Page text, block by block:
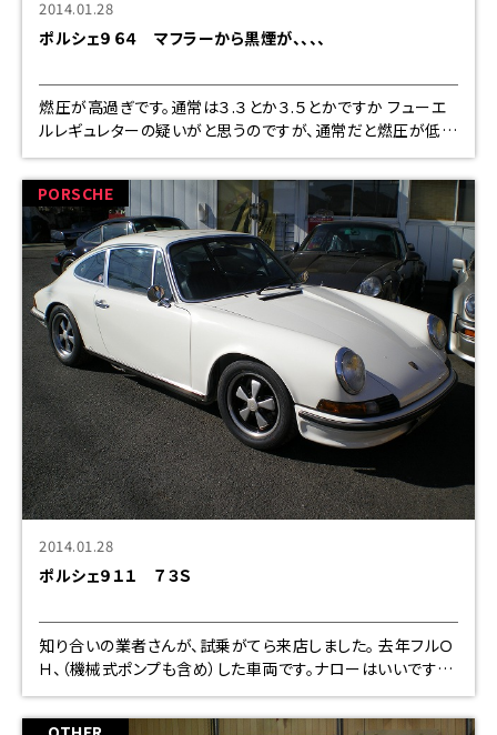
2014.01.28
ポルシェ９６４ マフラーから黒煙が、、、、
燃圧が高過ぎです。通常は３.３とか３.５とかですか フューエ
ルレギュレターの疑いがと思うのですが、通常だと燃圧が低く
なったり、掛かりずらかったりなのですが、、、、 当店の展示車
で車検での発覚です。エア
PORSCHE
2014.01.28
ポルシェ９１１ ７３Ｓ
知り合いの業者さんが、試乗がてら来店しました。 去年フルＯ
Ｈ、（機械式ポンプも含め）した車両です。ナローはいいですよ
ね。